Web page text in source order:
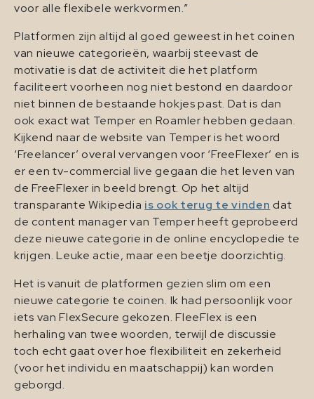
voor alle flexibele werkvormen.”
Platformen zijn altijd al goed geweest in het coinen
van nieuwe categorieën, waarbij steevast de
motivatie is dat de activiteit die het platform
faciliteert voorheen nog niet bestond en daardoor
niet binnen de bestaande hokjes past. Dat is dan
ook exact wat Temper en Roamler hebben gedaan.
Kijkend naar de website van Temper is het woord
‘Freelancer’ overal vervangen voor ‘FreeFlexer’ en is
er een tv-commercial live gegaan die het leven van
de FreeFlexer in beeld brengt. Op het altijd
transparante Wikipedia is ook terug te vinden dat
de content manager van Temper heeft geprobeerd
deze nieuwe categorie in de online encyclopedie te
krijgen. Leuke actie, maar een beetje doorzichtig.
Het is vanuit de platformen gezien slim om een
nieuwe categorie te coinen. Ik had persoonlijk voor
iets van FlexSecure gekozen. FleeFlex is een
herhaling van twee woorden, terwijl de discussie
toch echt gaat over hoe flexibiliteit en zekerheid
(voor het individu en maatschappij) kan worden
geborgd.